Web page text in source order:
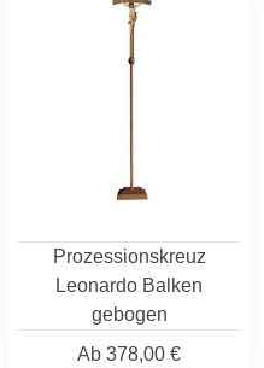
Prozessionskreuz
Leonardo Balken
gebogen
Ab 378,00 €